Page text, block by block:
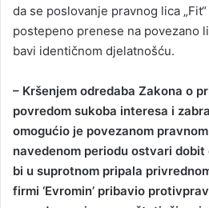
da se poslovanje pravnog lica
postepeno prenese na povezano
bavi identičnom djelatnošću.
– Kršenjem odredaba Zakona o
povredom sukoba interesa i
omogućio je povezanom pravnom
navedenom periodu ostvari
bi u suprotnom pripala
firmi ‘Evromin’ pribavio